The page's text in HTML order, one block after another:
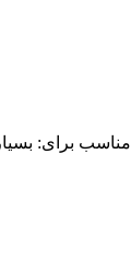
مناسب برای: